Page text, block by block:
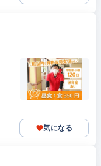
気になる